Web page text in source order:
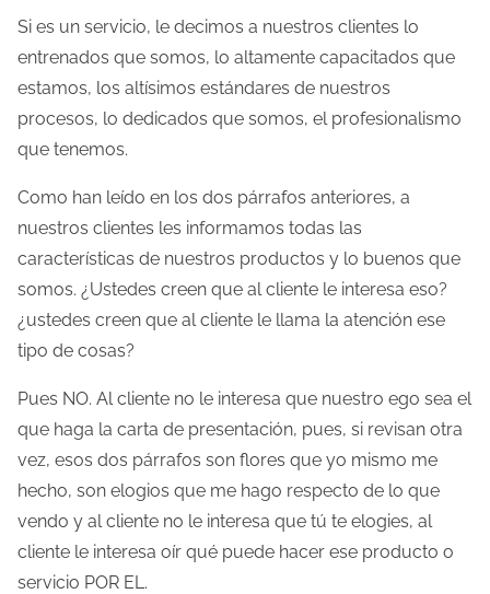
a
Si es un servicio, le decimos a nuestros clientes lo
entrenados que somos, lo altamente capacitados que
estamos, los altísimos estándares de nuestros
procesos, lo dedicados que somos, el profesionalismo
que tenemos.
Como han leído en los dos párrafos anteriores, a
nuestros clientes les informamos todas las
características de nuestros productos y lo buenos que
somos. ¿Ustedes creen que al cliente le interesa eso?
¿ustedes creen que al cliente le llama la atención ese
tipo de cosas?
Pues NO. Al cliente no le interesa que nuestro ego sea el
que haga la carta de presentación, pues, si revisan otra
vez, esos dos párrafos son flores que yo mismo me
hecho, son elogios que me hago respecto de lo que
vendo y al cliente no le interesa que tú te elogies, al
cliente le interesa oír qué puede hacer ese producto o
servicio POR EL.